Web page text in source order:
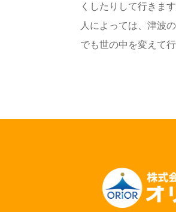
くしたりして行きます
人によっては、津波
でも世の中を変えて